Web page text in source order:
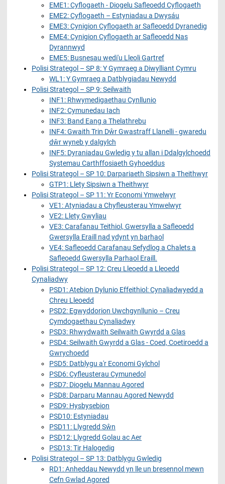
EME1: Cyflogaeth - Diogelu Safleoedd Cyflogaeth
EME2: Cyflogaeth – Estyniadau a Dwysáu
EME3: Cynigion Cyflogaeth ar Safleoedd Dyranedig
EME4: Cynigion Cyflogaeth ar Safleoedd Nas
Dyrannwyd
EME5: Busnesau wedi'u Lleoli Gartref
Polisi Strategol – SP 8: Y Gymraeg a Diwylliant Cymru
WL1: Y Gymraeg a Datblygiadau Newydd
Polisi Strategol – SP 9: Seilwaith
INF1: Rhwymedigaethau Cynllunio
INF2: Cymunedau Iach
INF3: Band Eang a Thelathrebu
INF4: Gwaith Trin Dŵr Gwastraff Llanelli - gwaredu
dŵr wyneb y dalgylch
INF5: Dyraniadau Gwledig y tu allan i Ddalgylchoedd
Systemau Carthffosiaeth Gyhoeddus
Polisi Strategol – SP 10: Darpariaeth Sipsiwn a Theithwyr
GTP1: Llety Sipsiwn a Theithwyr
Polisi Strategol – SP 11: Yr Economi Ymwelwyr
VE1: Atyniadau a Chyfleusterau Ymwelwyr
VE2: Llety Gwyliau
VE3: Carafanau Teithiol, Gwersylla a Safleoedd
Gwersylla Eraill nad ydynt yn barhaol
VE4: Safleoedd Carafanau Sefydlog a Chalets a
Safleoedd Gwersylla Parhaol Eraill.
Polisi Strategol – SP 12: Creu Lleoedd a Lleoedd
Cynaliadwy
PSD1: Atebion Dylunio Effeithiol: Cynaliadwyedd a
Chreu Lleoedd
PSD2: Egwyddorion Uwchgynllunio – Creu
Cymdogaethau Cynaliadwy
PSD3: Rhwydwaith Seilwaith Gwyrdd a Glas
PSD4: Seilwaith Gwyrdd a Glas - Coed, Coetiroedd a
Gwrychoedd
PSD5: Datblygu a'r Economi Gylchol
PSD6: Cyfleusterau Cymunedol
PSD7: Diogelu Mannau Agored
PSD8: Darparu Mannau Agored Newydd
PSD9: Hysbysebion
PSD10: Estyniadau
PSD11: Llygredd Sŵn
PSD12: Llygredd Golau ac Aer
PSD13: Tir Halogedig
Polisi Strategol – SP 13: Datblygu Gwledig
RD1: Anheddau Newydd yn lle un bresennol mewn
Cefn Gwlad Agored